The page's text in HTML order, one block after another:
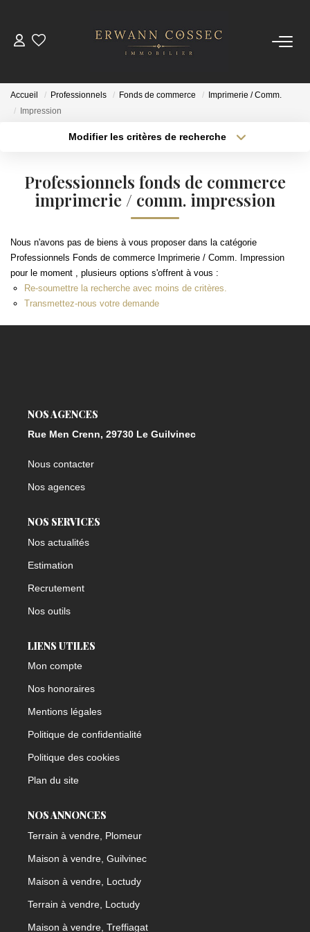
NOTRE AGENCE
Nos Actualités
CONTACT
Accueil Professionnels Fonds de commerce
Imprimerie / Comm.
Impression
Modifier les critères de recherche
Sélectionnez...
Type de bien
Surface min
Créer une alerte
Professionnels fonds de commerce
imprimerie / comm. impression
Nous n'avons pas de biens à vous proposer dans la catégorie
Professionnels Fonds de commerce Imprimerie / Comm. Impression
pour le moment , plusieurs options s'offrent à vous :
Re-soumettre la recherche avec moins de critères.
Transmettez-nous votre demande
NOS AGENCES
Rue Men Crenn, 29730 Le Guilvinec
Nous contacter
Nos agences
NOS SERVICES
Nos actualités
Estimation
Recrutement
Nos outils
LIENS UTILES
Mon compte
Nos honoraires
Mentions légales
Politique de confidentialité
Politique des cookies
Plan du site
NOS ANNONCES
Terrain à vendre, Plomeur
Maison à vendre, Guilvinec
Maison à vendre, Loctudy
Terrain à vendre, Loctudy
Maison à vendre, Treffiagat